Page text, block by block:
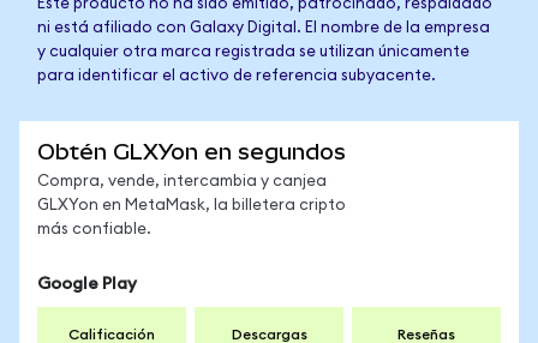
Este producto no ha sido emitido, patrocinado, respaldado
ni está afiliado con Galaxy Digital. El nombre de la empresa
y cualquier otra marca registrada se utilizan únicamente
para identificar el activo de referencia subyacente.
Obtén GLXYon en segundos
Compra, vende, intercambia y canjea
GLXYon en MetaMask, la billetera cripto
más confiable.
Google Play
Calificación Descargas Reseñas